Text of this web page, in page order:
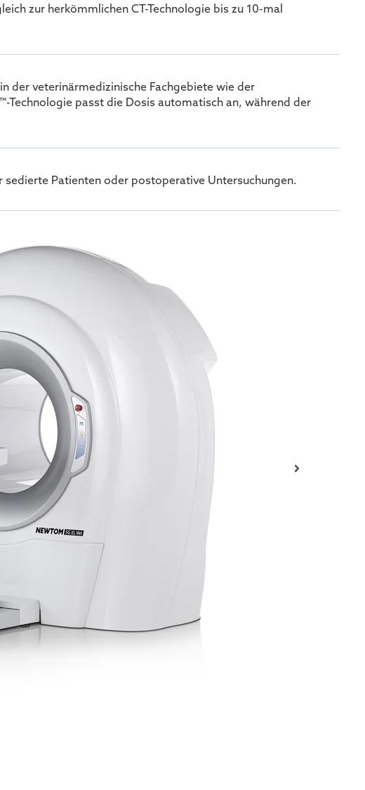
zur herkömmlichen CT-Technologie bis zu 10-mal
der veterinärmedizinische Fachgebiete wie der
Technologie passt die Dosis automatisch an, während der
Patienten oder postoperative Untersuchungen.